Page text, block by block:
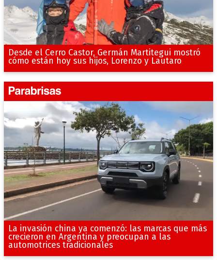
Desde el Cerro Castor, Germán Martitegui mostró
cómo están hoy sus hijos, Lorenzo y Lautaro
La invasión china ya comenzó: las marcas que más
crecieron en Argentina y preocupan a las
automotrices tradicionales